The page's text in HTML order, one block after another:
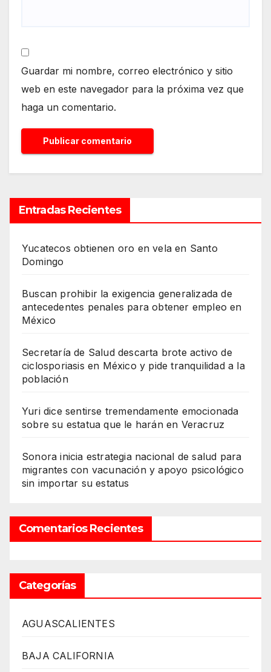
Guardar mi nombre, correo electrónico y sitio
web en este navegador para la próxima vez que
haga un comentario.
Entradas Recientes
Yucatecos obtienen oro en vela en Santo
Domingo
Buscan prohibir la exigencia generalizada de
antecedentes penales para obtener empleo en
México
Secretaría de Salud descarta brote activo de
ciclosporiasis en México y pide tranquilidad a la
población
Yuri dice sentirse tremendamente emocionada
sobre su estatua que le harán en Veracruz
Sonora inicia estrategia nacional de salud para
migrantes con vacunación y apoyo psicológico
sin importar su estatus
Comentarios Recientes
Categorías
AGUASCALIENTES
BAJA CALIFORNIA